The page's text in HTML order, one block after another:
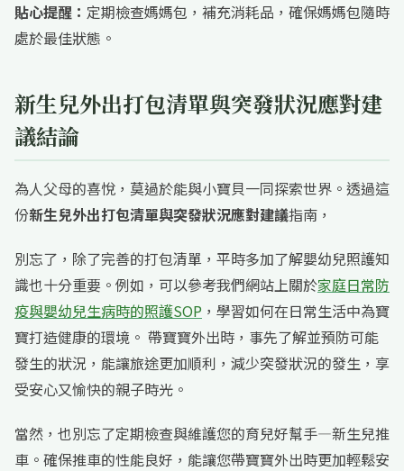
貼心提醒： 定期檢查媽媽包，補充消耗品，確保媽媽包隨時
處於最佳狀態。
新生兒外出打包清單與突發狀況應對建
議結論
為人父母的喜悅，莫過於能與小寶貝一同探索世界。透過這
份新生兒外出打包清單與突發狀況應對建議指南，
別忘了，除了完善的打包清單，平時多加了解嬰幼兒照護知
識也十分重要。例如，可以參考我們網站上關於家庭日常防
疫與嬰幼兒生病時的照護SOP ，學習如何在日常生活中為寶
寶打造健康的環境。 帶寶寶外出時，事先了解並預防可能
發生的狀況，能讓旅途更加順利，減少突發狀況的發生，享
受安心又愉快的親子時光。
當然，也別忘了定期檢查與維護您的育兒好幫手—新生兒推
車。確保推車的性能良好，能讓您帶寶寶外出時更加輕鬆安